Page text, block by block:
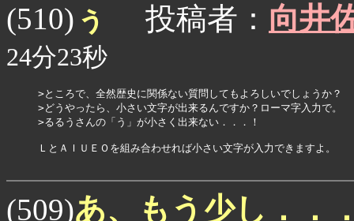
(510) ぅ 投稿者： 向井
24分23秒
>ところで、全然歴史に関係ない質問してもよろしいでしょうか？
>どうやったら、小さい文字が出来るんですか？ローマ字入力で。
>るるうさんの「う」が小さく出来ない．．．！
ＬとＡＩＵＥＯを組み合わせれば小さい文字が入力できますよ。
(509)あ、もう少し．．